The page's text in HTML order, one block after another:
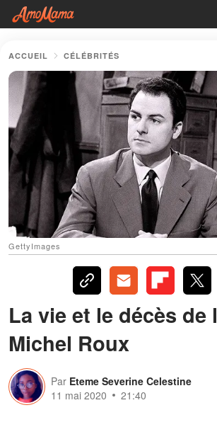
ACCUEIL CÉLÉBRITÉS
GettyImages
La vie et le décès de
Michel Roux
Par Eteme Severine Celestine
11 mai 2020
21:40